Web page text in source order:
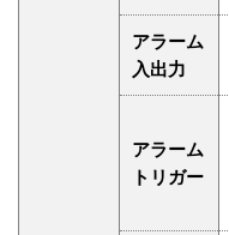
アラーム
入出力
アラーム
トリガー